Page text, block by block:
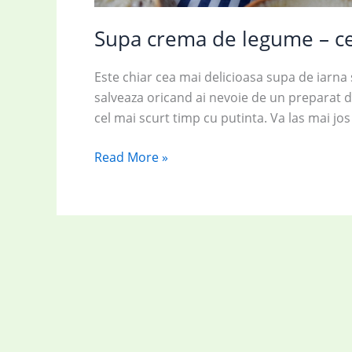
Supa crema de legume –
Este chiar cea mai delicioasa supa de
salveaza oricand ai nevoie de un preparat
cel mai scurt timp cu putinta. Va las mai
Supa
legume
Read More »